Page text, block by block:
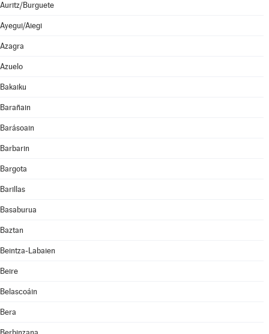
Auritz/Burguete
Ayegui/Aiegi
Azagra
Azuelo
Bakaiku
Barañain
Barásoain
Barbarin
Bargota
Barillas
Basaburua
Baztan
Beintza-Labaien
Beire
Belascoáin
Bera